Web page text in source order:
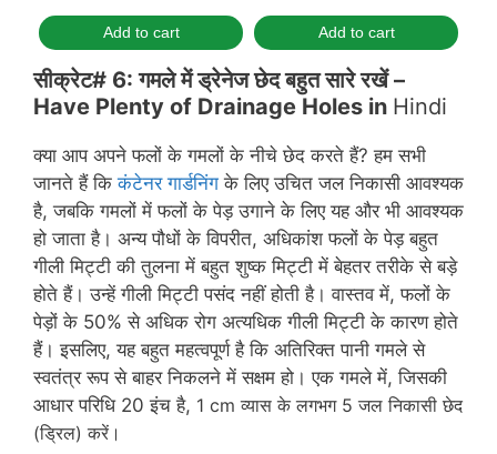
Add to cart Add to cart
सीक्रेट# 6: गमले में ड्रेनेज छेद बहुत सारे रखें –
Have Plenty of Drainage Holes in Hindi
क्या आप अपने फलों के गमलों के नीचे छेद करते हैं? हम सभी
जानते हैं किकंटेनर गार्डनिंग के लिए उचित जल निकासी आवश्यक
है, जबकि गमलों में फलों के पेड़ उगाने के लिए यह और भी आवश्यक
हो जाता है। अन्य पौधों के विपरीत, अधिकांश फलों के पेड़ बहुत
गीली मिट्टी की तुलना में बहुत शुष्क मिट्टी में बेहतर तरीके से बड़े
होते हैं। उन्हें गीली मिट्टी पसंद नहीं होती है। वास्तव में, फलों के
पेड़ों के 50% से अधिक रोग अत्यधिक गीली मिट्टी के कारण होते
हैं। इसलिए, यह बहुत महत्वपूर्ण है कि अतिरिक्त पानी गमले से
स्वतंत्र रूप से बाहर निकलने में सक्षम हो। एक गमले में, जिसकी
आधार परिधि 20 इंच है, 1 cm व्यास केलगभग 5 जल निकासी छेद
(ड्रिल) करें।